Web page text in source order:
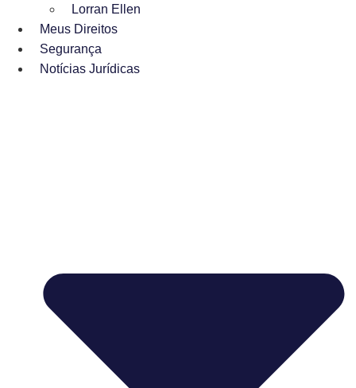
Lorran Ellen
Meus Direitos
Segurança
Notícias Jurídicas